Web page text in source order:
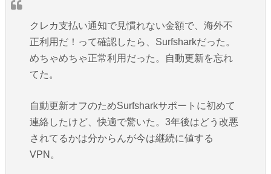
クレカ支払い通知で見慣れない金額で、海外不
正利用だ！って確認したら、Surfsharkだった。
めちゃめちゃ正常利用だった。自動更新を忘れ
てた。
自動更新オフのためSurfsharkサポートに初めて
連絡したけど、快適で驚いた。3年後はどう改悪
されてるかは分からんが今は継続に値する
VPN。